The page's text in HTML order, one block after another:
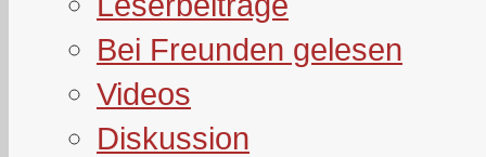
Bei Freunden gelesen
Videos
Diskussion